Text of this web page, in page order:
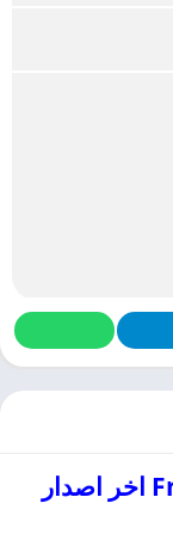
سكربت فري فاير Free Fire script اخر اصدار